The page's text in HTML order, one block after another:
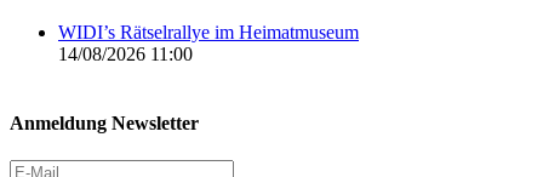
WIDI’s Rätselrallye im Heimatmuseum
14/08/2026 11:00
Anmeldung Newsletter